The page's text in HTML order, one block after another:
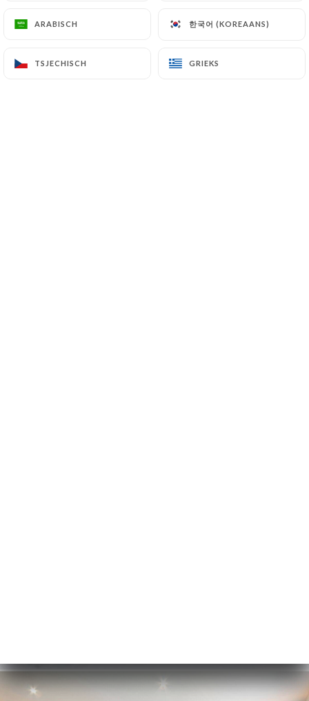
MENU NL
ARABISCH 한국어 (KOREAANS)
TSJECHISCH GRIEKS
ARABISCH 한국어 (KOREAANS)
TSJECHISCH GRIEKS